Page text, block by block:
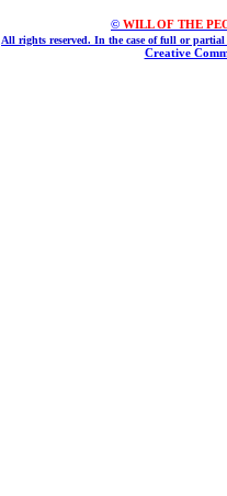
© WILL OF THE
All rights reserved. In the case of full or
Creative